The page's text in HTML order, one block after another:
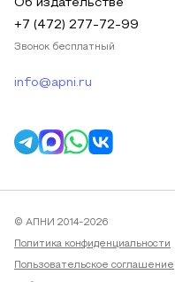
Об издательстве
+7 (472) 277-72-99
Звонок бесплатный
info@apni.ru
© АПНИ 2014-2026
Политика конфиденциальности
Пользовательское соглашение